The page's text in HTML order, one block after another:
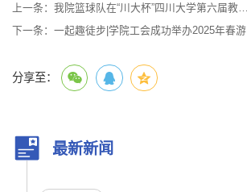
上一条： 我院篮球队在“川大杯”四川大学第六届教职工（男子）篮球赛中斩获佳绩
下一条： 一起趣徒步|学院工会成功举办2025年春游活动
分享至：
最新新闻